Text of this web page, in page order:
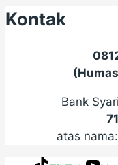
Kontak
Bank
atas